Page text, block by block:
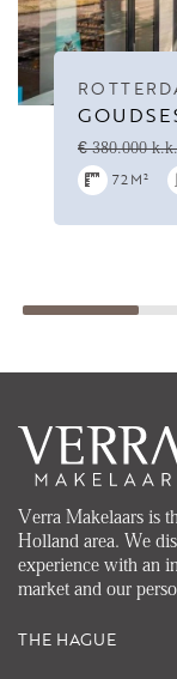
€ 380.000 k.k.
72M²
Verra Makelaars is
Holland area. We
experience with an
market and our
THE HAGUE